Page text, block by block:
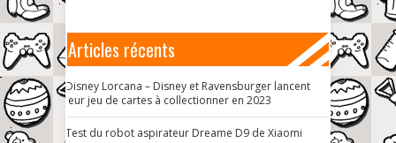
Articles récents
Disney Lorcana – Disney et Ravensburger lancent
leur jeu de cartes à collectionner en 2023
Test du robot aspirateur Dreame D9 de Xiaomi